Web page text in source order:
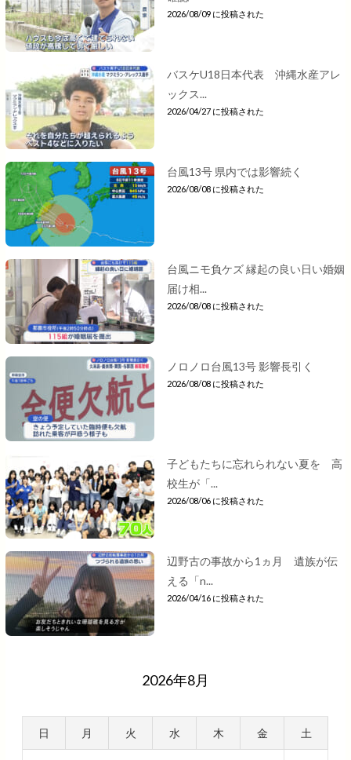
2026/08/09 に投稿された
バスケU18日本代表 沖縄水産アレ
ックス...
2026/04/27 に投稿された
台風13号 県内では影響続く
2026/08/08 に投稿された
台風ニモ負ケズ 縁起の良い日い婚姻
届け相...
2026/08/08 に投稿された
ノロノロ台風13号 影響長引く
2026/08/08 に投稿された
子どもたちに忘れられない夏を 高
校生が「...
2026/08/06 に投稿された
辺野古の事故から1ヵ月 遺族が伝
える「n...
2026/04/16 に投稿された
2026年8月
日 月 火 水 木 金 土